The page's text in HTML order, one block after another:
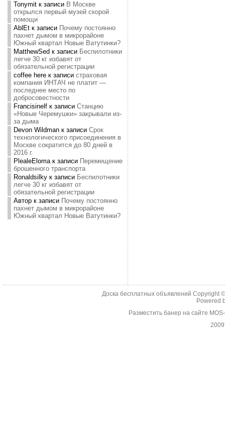
Tonymitк записи В Москве
открылся первый музей скорой
помощи
AblEtк записи Почему постоянно
пахнет дымом в микрорайоне
Южный квартал Новые Ватутинки?
MatthewSed к записи Беспилотники
легче 30 кг избавят от
обязательной регистрации
coffee hereк записи страховая
компания ИНТАЧ не платит —
последнее место по
добросовестности
Francisinelfк записи Станцию
«Новые Черемушки» закрывали из-
за дыма
Devon Wildmanк записи Срок
технологического присоединения в
Москве сократится до 80 дней в
2016 г.
PlealeElomaк записи Перемещение
брошенного транспорта
Ronaldsilkyк записи Беспилотники
легче 30 кг избавят от
обязательной регистрации
Авторк записи Почему постоянно
пахнет дымом в микрорайоне
Южный квартал Новые Ватутинки?
Доска бесплатных объявлений Copyright
Powered
Разместить банер на сайте